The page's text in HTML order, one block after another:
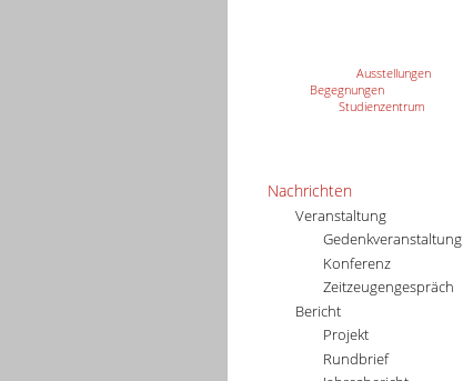
Ausstellungen
Begegnungen
Studienzentrum
Nachrichten
Veranstaltung
Gedenkveranstaltung
Konferenz
Zeitzeugengespräch
Bericht
Projekt
Rundbrief